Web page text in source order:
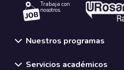
Trabaja con
nosotros.
Nuestros programas
Servicios académicos